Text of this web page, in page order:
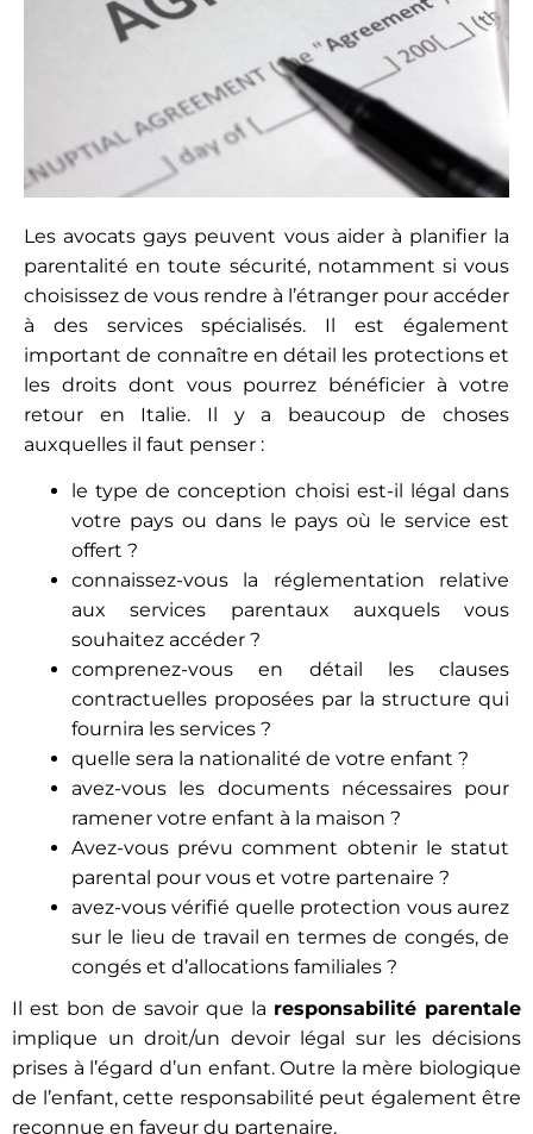
Les avocats gays peuvent vous aider à planifier la
parentalité en toute sécurité, notamment si vous
choisissez de vous rendre à l’étranger pour accéder
à des services spécialisés. Il est également
important de connaître en détail les protections et
les droits dont vous pourrez bénéficier à votre
retour en Italie. Il y a beaucoup de choses
auxquelles il faut penser :
le type de conception choisi est-il légal dans
votre pays ou dans le pays où le service est
offert ?
connaissez-vous la réglementation relative
aux services parentaux auxquels vous
souhaitez accéder ?
comprenez-vous en détail les clauses
contractuelles proposées par la structure qui
fournira les services ?
quelle sera la nationalité de votre enfant ?
avez-vous les documents nécessaires pour
ramener votre enfant à la maison ?
Avez-vous prévu comment obtenir le statut
parental pour vous et votre partenaire ?
avez-vous vérifié quelle protection vous aurez
sur le lieu de travail en termes de congés, de
congés et d’allocations familiales ?
Il est bon de savoir que la responsabilité parentale
implique un droit/un devoir légal sur les décisions
prises à l’égard d’un enfant. Outre la mère biologique
de l’enfant, cette responsabilité peut également être
reconnue en faveur du partenaire,